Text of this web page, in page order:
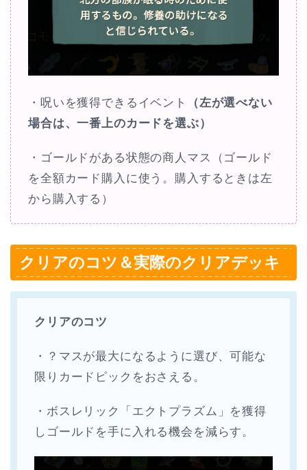
・呪いを獲得できるイベント
（左が選べない
場合は、一番上のカードを選ぶ）
・ゴールドがある状態の商人マス（ゴールド
を全額カード購入に使う。購入するときは左
から購入する）
クリアのコツ＆実際のクリアデッキ
クリアのコツ
・？マスが最大になるように選び、可能な
限りカードピックをおさえる。
・ボスレリック「エクトプラズム」を獲得
しゴールドを手に入れる機会を減らす。